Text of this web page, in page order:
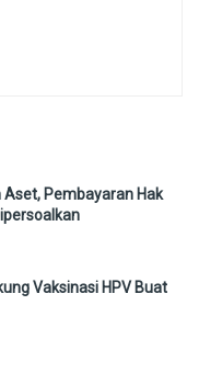
Aset, Pembayaran Hak
Vaksinasi HPV Buat